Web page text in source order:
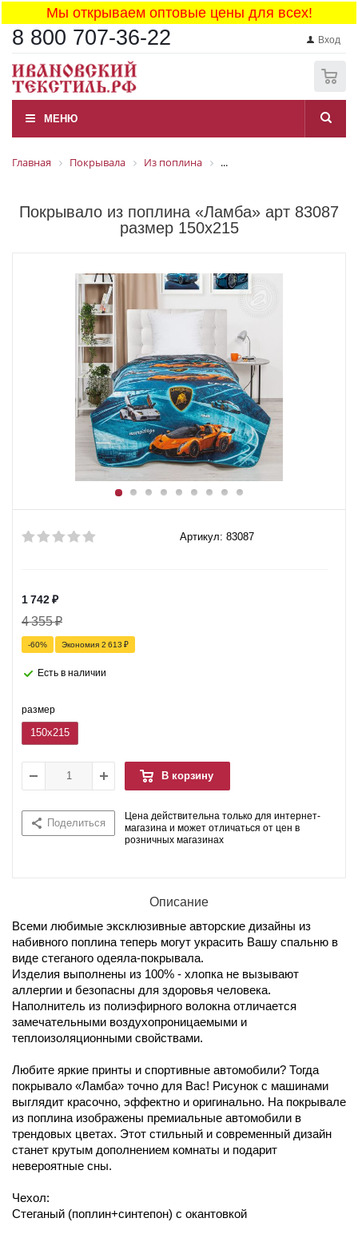
Мы открываем оптовые цены для всех!
8 800 707-36-22 Вход
МЕНЮ
Главная Покрывала Из поплина ...
Покрывало из поплина «Ламба» арт 83087
размер 150x215
Артикул: 83087
1 742₽
4 355₽
-60% Экономия 2 613 ₽
Есть в наличии
размер
150x215
В корзину
Поделиться
Цена действительна только для интернет-
магазина и может отличаться от цен в
розничных магазинах
Описание
Всеми любимые эксклюзивные авторские дизайны из
набивного поплина теперь могут украсить Вашу спальню в
виде стеганого одеяла-покрывала.
Изделия выполнены из 100% - хлопка не вызывают
аллергии и безопасны для здоровья человека.
Наполнитель из полиэфирного волокна отличается
замечательными воздухопроницаемыми и
теплоизоляционными свойствами.
Любите яркие принты и спортивные автомобили? Тогда
покрывало «Ламба» точно для Вас! Рисунок с машинами
выглядит красочно, эффектно и оригинально. На покрывале
из поплина изображены премиальные автомобили в
трендовых цветах. Этот стильный и современный дизайн
станет крутым дополнением комнаты и подарит
невероятные сны.
Чехол:
Стеганый (поплин+синтепон) с окантовкой